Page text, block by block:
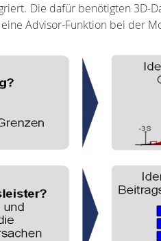
Die dafür benötigten 3D-
Advisor-Funktion bei der